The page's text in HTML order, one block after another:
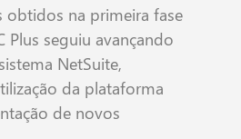
obtidos na primeira fase
Plus seguiu avançando
NetSuite,
da plataforma
de novos